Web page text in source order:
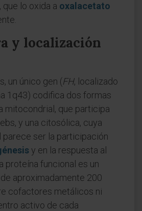
lo oxida a oxalacetato
y localización
un único gen (FH, localizado
1q43) codifica dos formas
mitocondrial, que participa
y una citosólica, cuya
ser la participación
y en la respuesta al
proteína funcional es un
aproximadamente 200
cofactores metálicos ni
activo de cada